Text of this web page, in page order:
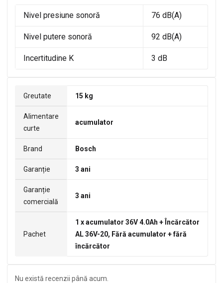
Nivel presiune sonoră 76 dB(A)
Nivel putere sonoră 92 dB(A)
Incertitudine K 3 dB
Greutate 15 kg
Alimentare
curte
acumulator
Brand Bosch
Garanție 3 ani
Garanție
comercială
3 ani
Pachet
1 x acumulator 36V 4.0Ah + Încărcător
AL 36V-20, Fără acumulator + fără
încărcător
Nu există recenzii până acum.